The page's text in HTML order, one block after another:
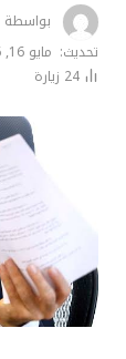
بواسطة
تحديث: مايو 16, 2026 3:06 م
24 زيارة